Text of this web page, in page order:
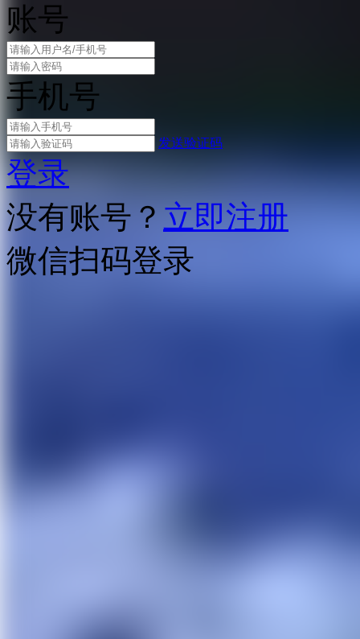
账号
手机号
发送验证码
登录
没有账号？ 立即注册
微信扫码登录